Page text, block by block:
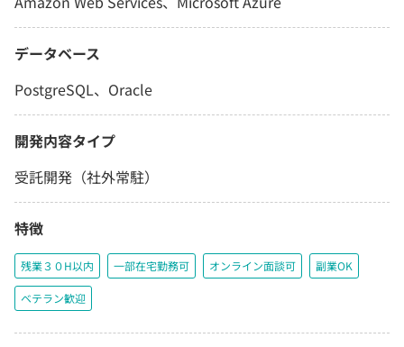
データベース
PostgreSQL、Oracle
開発内容タイプ
受託開発（社外常駐）
特徴
残業３０H以内 一部在宅勤務可 オンライン面談可 副業OK
ベテラン歓迎